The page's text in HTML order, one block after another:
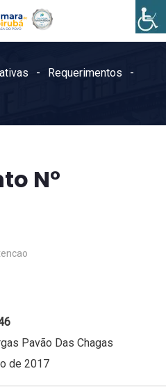
Requerimentos
N°
Pavão Das Chagas
de 2017